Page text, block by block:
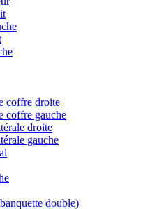
coffre droite
coffre gauche
droite
gauche
double)